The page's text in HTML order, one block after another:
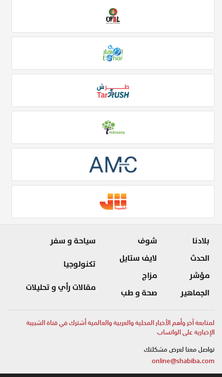
بلادنا
الحدث
مؤشر
الجماهير
شوف
لايف ستايل
مزاج
صحة و طب
سياحة و سفر
تكنولوجيا
مقالات رأي و تحليلات
لمتابعة آخر وأهم الأخبار المحلية والعربية والعالمية أشترك في قناة الشبيبة
الإخبارية على الواتساب
تواصل معنا لعرض مشكلتك
online@shabiba.com